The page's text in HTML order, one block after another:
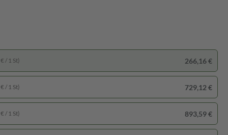
/ 1 St) 729,12 €
/ 1 St) 893,59 €
/ 1 St) 266,16 €